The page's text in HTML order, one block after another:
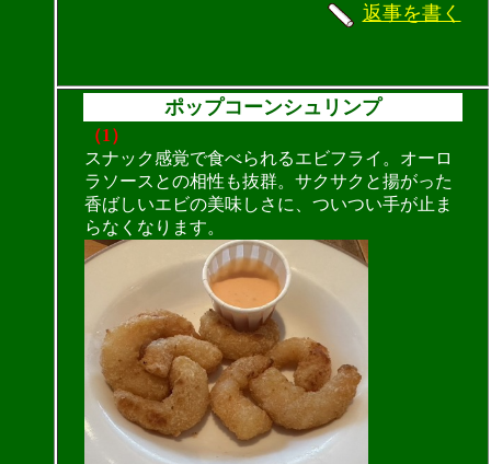
返事を書く
ポップコーンシュリンプ
（1）
スナック感覚で食べられるエビフライ。オーロ
ラソースとの相性も抜群。サクサクと揚がった
香ばしいエビの美味しさに、ついつい手が止ま
らなくなります。